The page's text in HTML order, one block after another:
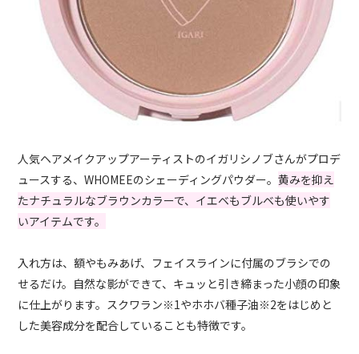
人気ヘアメイクアップアーティストのイガリシノブさんがプロデ
ュースする、WHOMEEのシェーディングパウダー。黄みを抑え
たナチュラルなブラウンカラーで、イエベもブルベも使いやす
いアイテムです。
入れ方は、額やもみあげ、フェイスラインに付属のブラシでの
せるだけ。自然な影ができて、キュッと引き締まった小顔の印象
に仕上がります。スクワラン※1やホホバ種子油※2をはじめと
した美容成分を配合していることも特徴です。